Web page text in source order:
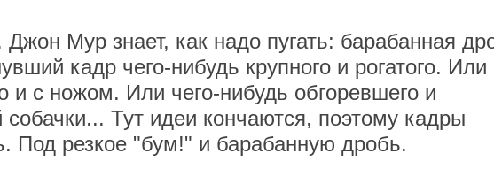
Мур знает, как надо пугать: барабанная
кадр чего-нибудь крупного и рогатого. Или
и с ножом. Или чего-нибудь обгоревшего и
Тут идеи кончаются, поэтому кадры
Под резкое "бум!" и барабанную дробь.